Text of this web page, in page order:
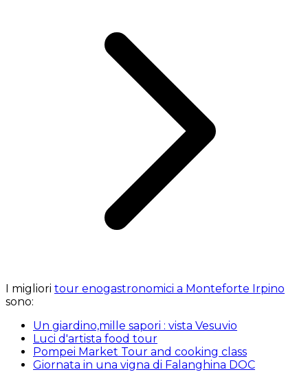
I migliori tour enogastronomici a Monteforte Irpino
sono:
Un giardino,mille sapori : vista Vesuvio
Luci d'artista food tour
Pompei Market Tour and cooking class
Giornata in una vigna di Falanghina DOC